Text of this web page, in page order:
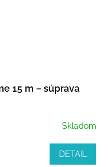
15 m – súprava
Skladom
DETAIL